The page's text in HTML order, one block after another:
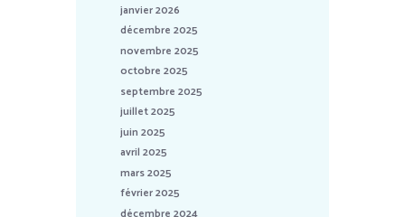
janvier 2026
décembre 2025
novembre 2025
octobre 2025
septembre 2025
juillet 2025
juin 2025
avril 2025
mars 2025
février 2025